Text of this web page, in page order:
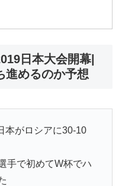
日本大会開幕|
進めるのか予想
本がロシアに30-10
手で初めてW杯でハ